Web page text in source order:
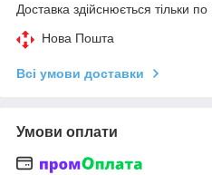
Доставка здійснюється тільки по
Нова Пошта
Всі умови доставки
Умови оплати